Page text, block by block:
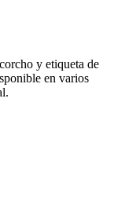
y etiqueta de
en varios